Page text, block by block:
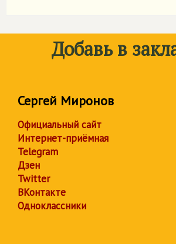
Добавь в
Сергей Миронов
Официальный сайт
Интернет-приёмная
Telegram
Дзен
Twitter
ВКонтакте
Одноклассники